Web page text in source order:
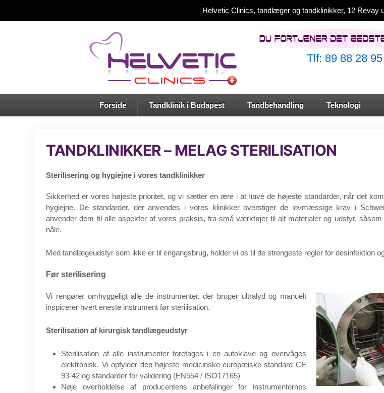
Helvetic Clinics, tandlæger og tandklinikker, 12 Revay
Tlf: 89 88 28 95
Forside Tandklinik i Budapest Tandbehandling Teknologi
TANDKLINIKKER – MELAG STERILISATION
Sterilisering og hygiejne i vores tandklinikker
Sikkerhed er vores højeste prioritet, og vi sætter en ære i at have de højeste standarder, når det
hygiejne. De standarder, der anvendes i vores klinikker overstiger de lovmæssige krav i
anvender dem til alle aspekter af vores praksis, fra små værktøjer til alt materialer og udstyr,
nåle.
Med tandlægeudstyr som ikke er til engangsbrug, holder vi os til de strengeste regler for desinfektion
Før sterilisering
Vi rengører omhyggeligtalle de instrumenter, der bruger ultralyd og manuelt
inspicerer hvert eneste instrument før sterilisation.
Sterilisation af kirurgisk tandlægeudstyr
Sterilisation af alle instrumenter foretages i en autoklave og overvåges
elektronisk. Vi opfylder den højeste medicinske europæiske standard CE
93-42 og standarder for validering (EN554 / ISO17165)
Nøje overholdelse af producentens anbefalinger for instrumenternes